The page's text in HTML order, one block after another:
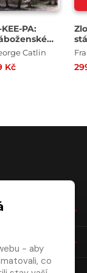
PA:
a další
Catlin
Kč
- aby
co